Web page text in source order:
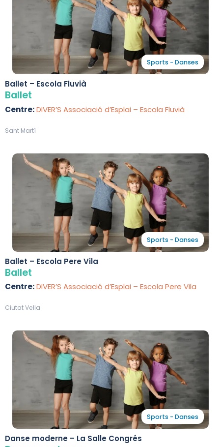
Sports - Danses
Ballet – Escola Fluvià
Ballet
Centre:DIVER’S Associació d’Esplai – Escola Fluvià
Sant Martí
Sports - Danses
Ballet – Escola Pere Vila
Ballet
Centre:DIVER’S Associació d’Esplai – Escola Pere Vila
Ciutat Vella
Sports - Danses
Danse moderne – La Salle Congrés